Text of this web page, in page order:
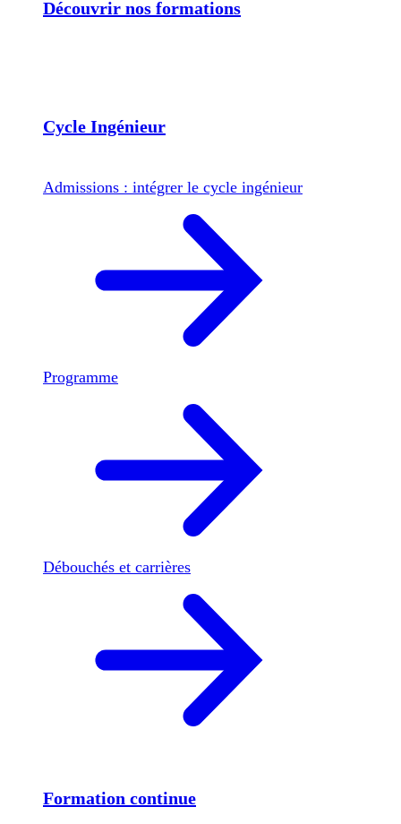
Découvrir nos formations
Cycle Ingénieur
Admissions : intégrer le cycle ingénieur
Programme
Débouchés et carrières
Formation continue